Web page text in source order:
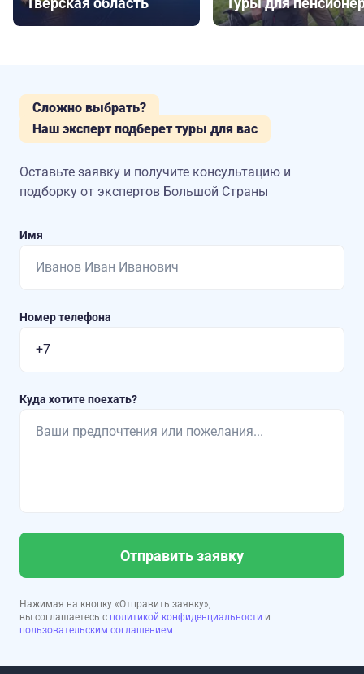
Сложно выбрать?
Наш эксперт подберет туры для вас
Оставьте заявку и получите консультацию и
подборку от экспертов Большой Страны
Имя
Номер телефона
Куда хотите поехать?
Отправить заявку
Нажимая на кнопку «Отправить заявку»,
вы соглашаетесь с политикой конфиденциальности и
пользовательским соглашением